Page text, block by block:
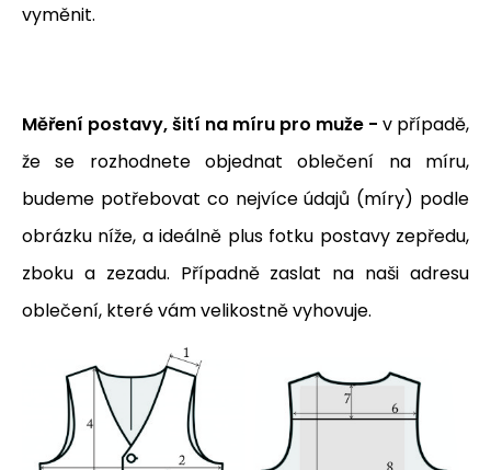
vyměnit.
Měření postavy, šití na míru pro muže - v případě,
že se rozhodnete objednat oblečení na míru,
budeme potřebovat co nejvíce údajů (míry) podle
obrázku níže, a ideálně plus fotku postavy zepředu,
zboku a zezadu. Případně zaslat na naši adresu
oblečení, které vám velikostně vyhovuje.